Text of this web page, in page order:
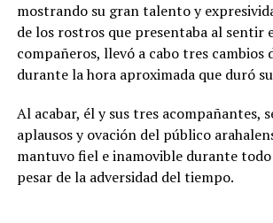
mostrando su gran talento y
de los rostros que presentaba al sentir
compañeros, llevó a cabo tres cambios
durante la hora aproximada que duró
Al acabar, él y sus tres acompañantes,
aplausos y ovación del público
mantuvo fiel e inamovible durante
pesar de la adversidad del tiempo.